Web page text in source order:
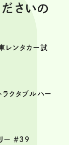
ださいの
レンタカー試
ラクタブルハー
ー ＃39